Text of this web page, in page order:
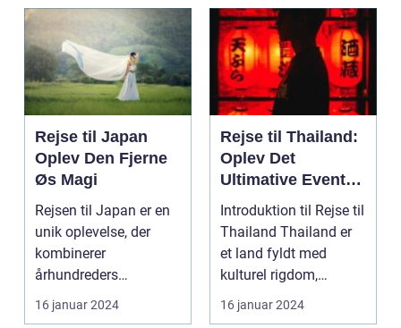
Rejse til Japan
Oplev Den Fjerne
Øs Magi
Rejsen til Japan er en
unik oplevelse, der
kombinerer
århundreders
traditioner med
moderne innovatio...
16 januar 2024
Rejse til Thailand:
Oplev Det
Ultimative Eventyr
i Landet Smilenes
Land
Introduktion til Rejse til
Thailand Thailand er
et land fyldt med
kulturel rigdom,
naturskønne land...
16 januar 2024